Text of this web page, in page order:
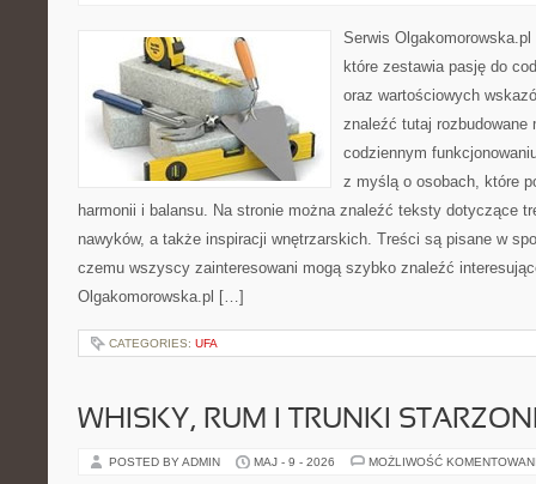
Serwis
które zestawia pasję do
oraz wartościowych
znaleźć tutaj rozbudowane
codziennym
z myślą o osobach, które
harmonii i balansu. Na stronie można znaleźć teksty dotyczące
nawyków, a także inspiracji wnętrzarskich. Treści są pisane w
czemu wszyscy zainteresowani mogą szybko znaleźć
Olgakomorowska.pl […]
CATEGORIES: UFA
WHISKY, RUM I TRUNKI
POSTED BY ADMIN MAJ - 9 - 2026 MOŻLIWOŚĆ